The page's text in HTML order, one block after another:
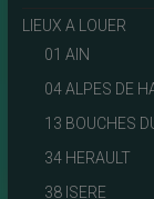
LIEUX A LOUER
01 AIN
04 ALPES DE
13 BOUCHES
34 HERAULT
38 ISERE